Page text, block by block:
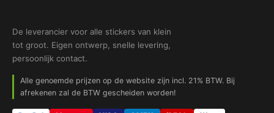
De leverancier voor alle stickers van klein
tot groot. Eigen ontwerp, snelle levering,
persoonlijk contact.
Alle genoemde prijzen op de website zijn incl. 21% BTW. Bij
afrekenen zal de BTW gescheiden worden!